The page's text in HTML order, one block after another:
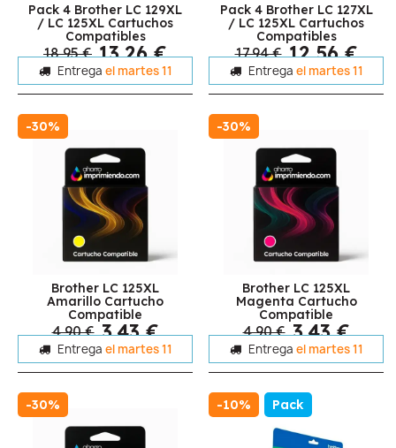
Pack 4 Brother LC 129XL
/ LC 125XL Cartuchos
Compatibles
18,95 € 13,26 €
Entrega el martes 11
Pack 4 Brother LC 127XL
/ LC 125XL Cartuchos
Compatibles
17,94 € 12,56 €
Entrega el martes 11
-30%
Brother LC 125XL
Amarillo Cartucho
Compatible
4,90 € 3,43 €
Entrega el martes 11
-30%
Brother LC 125XL
Magenta Cartucho
Compatible
4,90 € 3,43 €
Entrega el martes 11
-30% -10% Pack